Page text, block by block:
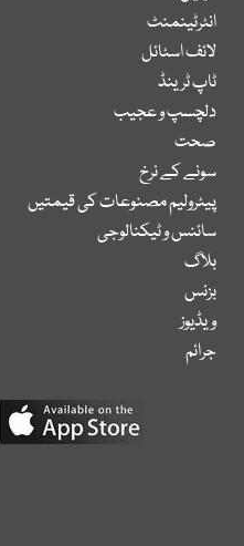
انٹرٹینمنٹ
لائف اسٹائل
ٹاپ ٹرینڈ
دلچسپ و عجیب
صحت
سونے کے نرخ
پیٹرولیم مصنوعات کی قیمتیں
سائنس و ٹیکنالوجی
بلاگ
بزنس
ویڈیوز
جرائم